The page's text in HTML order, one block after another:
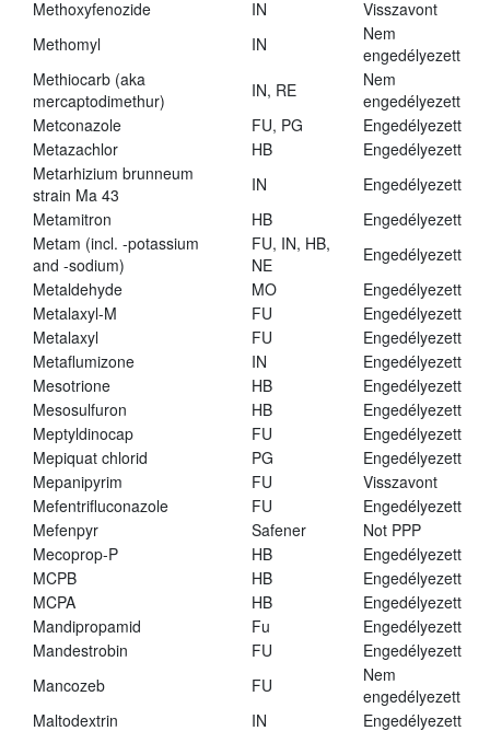
Methoxyfenozide
IN
Visszavont
Methomyl
IN
Nem
engedélyezett
Methiocarb (aka
mercaptodimethur)
IN, RE
Nem
engedélyezett
Metconazole
FU, PG
Engedélyezett
Metazachlor
HB
Engedélyezett
Metarhizium brunneum
strain Ma 43
IN
Engedélyezett
Metamitron
HB
Engedélyezett
Metam (incl. -potassium
and -sodium)
FU, IN, HB,
NE
Engedélyezett
Metaldehyde
MO
Engedélyezett
Metalaxyl-M
FU
Engedélyezett
Metalaxyl
FU
Engedélyezett
Metaflumizone
IN
Engedélyezett
Mesotrione
HB
Engedélyezett
Mesosulfuron
HB
Engedélyezett
Meptyldinocap
FU
Engedélyezett
Mepiquat chlorid
PG
Engedélyezett
Mepanipyrim
FU
Visszavont
Mefentrifluconazole
FU
Engedélyezett
Mefenpyr
Safener
Not PPP
Mecoprop-P
HB
Engedélyezett
MCPB
HB
Engedélyezett
MCPA
HB
Engedélyezett
Mandipropamid
Fu
Engedélyezett
Mandestrobin
FU
Engedélyezett
Mancozeb
FU
Nem
engedélyezett
Maltodextrin
IN
Engedélyezett